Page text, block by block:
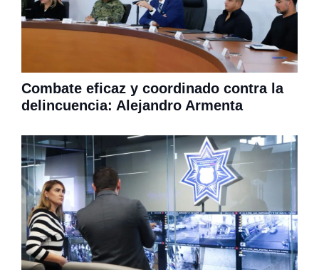
Combate eficaz y coordinado contra la
delincuencia: Alejandro Armenta